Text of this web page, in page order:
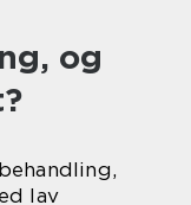
og
lav